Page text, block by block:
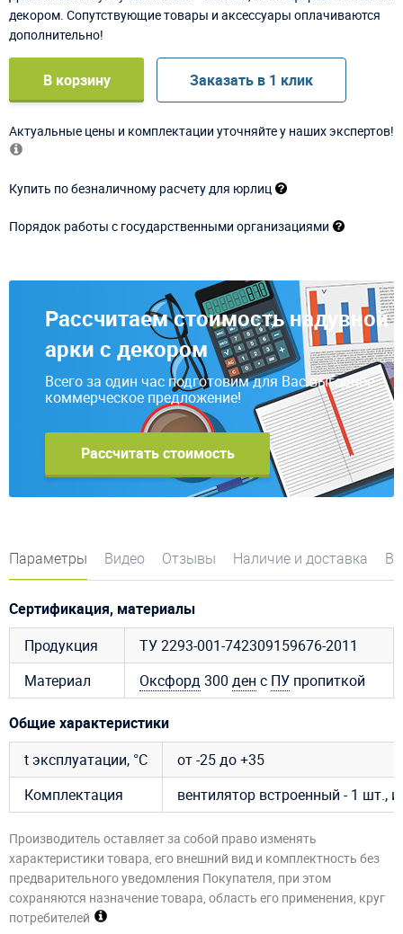
декором. Сопутствующие товары и аксессуары оплачиваются
дополнительно!
В корзину Заказать в 1 клик
Актуальные цены и комплектации уточняйте у наших экспертов!
Купить по безналичному расчету для юрлиц
Порядок работы с государственными организациями
Рассчитаем стоимость надувной
арки с декором
Всего за один час подготовим для Вас выгодное
коммерческое предложение!
Рассчитать стоимость
Параметры Видео Отзывы Наличие и доставка
Сертификация, материалы
Продукция
ТУ 2293-001-742309159676-2011
Материал
Оксфорд300 ден с ПУ пропиткой
Общие характеристики
t эксплуатации, °C
от -25 до +35
Комплектация
вентилятор встроенный - 1 шт.,
Производитель оставляет за собой право изменять
характеристики товара, его внешний вид и комплектность без
предварительного уведомления Покупателя, при этом
сохраняются назначение товара, область его применения, круг
потребителей